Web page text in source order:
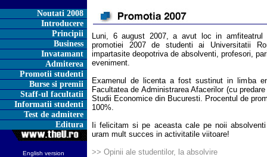
Noutati 2008
Introducere
Principii
Business
Invatamant
Admiterea
Promotii studenti
Burse si premii
Staff-ul facultatii
Informatii studenti
Test de admitere
Editura
English version
Luni, 6 august 2007, a avut loc in amfiteatrul
promotiei 2007 de studenti ai Universitatii
impartasite deopotriva de absolventi, profesori,
eveniment.
Examenul de licenta a fost sustinut in limba
Facultatea de Administrarea Afacerilor (cu
Studii Economice din Bucuresti. Procentul de
100%.
Ii felicitam si pe aceasta cale pe noii
uram mult succes in activitatile viitoare!
>> Opinii ale studentilor, la absolvire